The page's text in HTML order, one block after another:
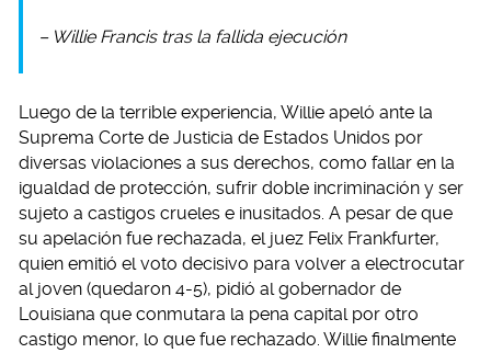
– Willie Francis tras la fallida ejecución
Luego de la terrible experiencia, Willie apeló ante la
Suprema Corte de Justicia de Estados Unidos por
diversas violaciones a sus derechos, como fallar en la
igualdad de protección, sufrir doble incriminación y ser
sujeto a castigos crueles e inusitados. A pesar de que
su apelación fue rechazada, el juez Felix Frankfurter,
quien emitió el voto decisivo para volver a electrocutar
al joven (quedaron 4-5), pidió al gobernador de
Louisiana que conmutara la pena capital por otro
castigo menor, lo que fue rechazado. Willie finalmente